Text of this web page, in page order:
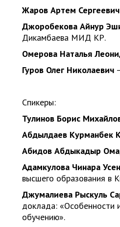
Жаров Артем Сергеевич
Джоробекова Айнур
Дикамбаева МИД КР.
Омерова Наталья
Гуров Олег Николаевич
Спикеры:
Тулинов Борис
Абдылдаев Курманбек
Абидов Абдыкадыр
Адамкулова Чинара
высшего образования в
Джумалиева Рыскуль
доклада: «Особенности
обучению».